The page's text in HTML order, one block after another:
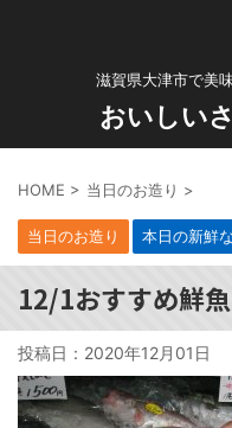
滋賀県大津市で美
おいしい
HOME > 当日のお造り >
当日のお造り 本日の新鮮
12/1おすすめ鮮
投稿日： 2020年12月01日